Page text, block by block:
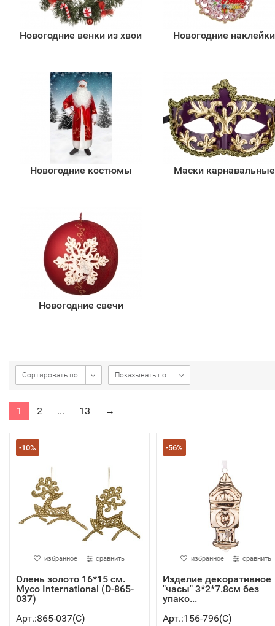
Новогодние венки из хвои Новогодние наклейки
Новогодние костюмы Маски карнавальные
Новогодние свечи
Сортировать по: Показывать по:
1 2 ... 13 →
-10%
избранное сравнить
Олень золото 16*15 см.
Myco International (D-865-
037)
Арт.:865-037(C)
-56%
избранное сравнить
Изделие декоративное
"часы" 3*2*7.8см без
упако...
Арт.:156-796(C)